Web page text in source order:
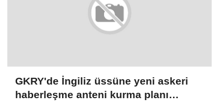
GKRY'de İngiliz üssüne yeni askeri
haberleşme anteni kurma planı